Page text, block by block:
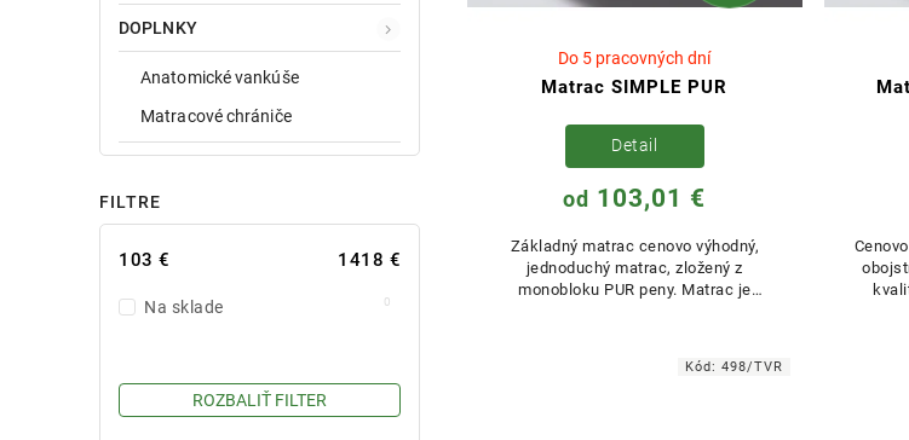
DOPLNKY
Anatomické vankúše
Matracové chrániče
FILTRE
103 € 1418 €
Na sklade 0
ROZBALIŤ FILTER
Matrac SIMPLE PUR
Do 5 pracovných dní
od 103,01 €
Detail
Základný matrac cenovo výhodný,
jednoduchý matrac, zložený z
monobloku PUR peny. Matrac je
Kód:498/TVR